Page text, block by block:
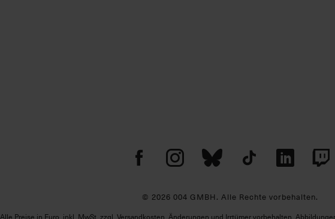
© 2026 004 GMBH. Alle Rechte vorbehalten.
Alle Preise in Euro, inkl. MwSt. zzgl. Versandkosten. Änderungen und Irrtümer vorbehalten.